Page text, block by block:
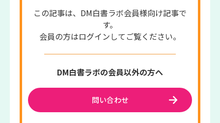
この記事は、DM白書ラボ会員様向け記事で
す。
会員の方はログインしてご覧ください。
DM白書ラボの会員以外の方へ
問い合わせ